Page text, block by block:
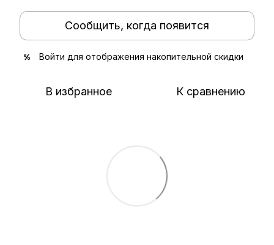
Сообщить, когда появится
% Войти для отображения накопительной скидки
В избранное К сравнению